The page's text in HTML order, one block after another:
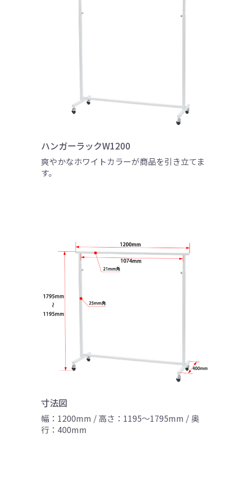
ハンガーラックW1200
爽やかなホワイトカラーが商品を引き立てま
す。
寸法図
幅：1200mm / 高さ：1195～1795mm / 奥
行：400mm